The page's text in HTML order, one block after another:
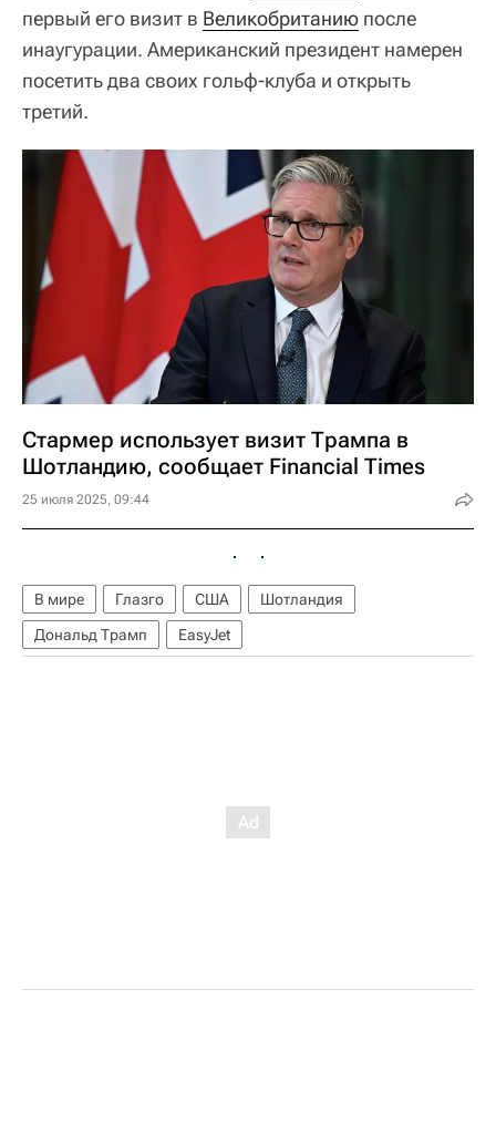
первый его визит в Великобританию после
инаугурации. Американский президент намерен
посетить два своих гольф-клуба и открыть
третий.
Стармер использует визит Трампа в
Шотландию, сообщает Financial Times
25 июля 2025, 09:44
В мире Глазго США
Шотландия
Дональд Трамп
EasyJet